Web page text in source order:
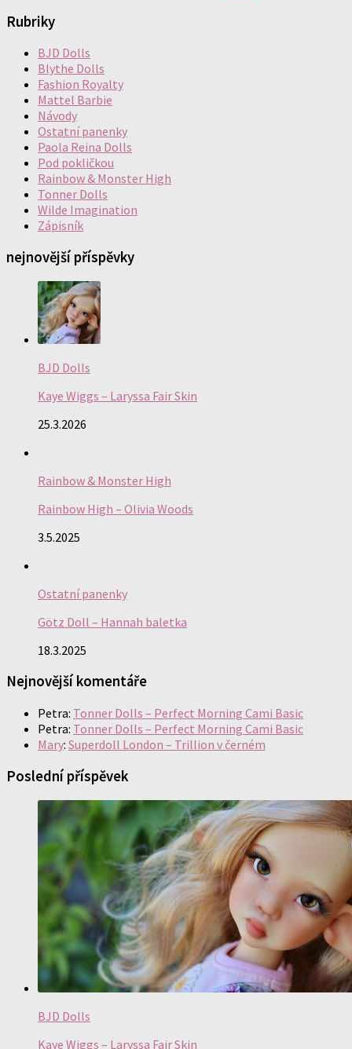
Rubriky
BJD Dolls
Blythe Dolls
Fashion Royalty
Mattel Barbie
Návody
Ostatní panenky
Paola Reina Dolls
Pod pokličkou
Rainbow & Monster High
Tonner Dolls
Wilde Imagination
Zápisník
nejnovější příspěvky
BJD Dolls
Kaye Wiggs – Laryssa Fair Skin
25.3.2026
Rainbow & Monster High
Rainbow High – Olivia Woods
3.5.2025
Ostatní panenky
Götz Doll – Hannah baletka
18.3.2025
Nejnovější komentáře
Petra: Tonner Dolls – Perfect Morning Cami Basic
Petra: Tonner Dolls – Perfect Morning Cami Basic
Mary: Superdoll London – Trillion v černém
Poslední příspěvek
BJD Dolls
Kaye Wiggs – Laryssa Fair Skin